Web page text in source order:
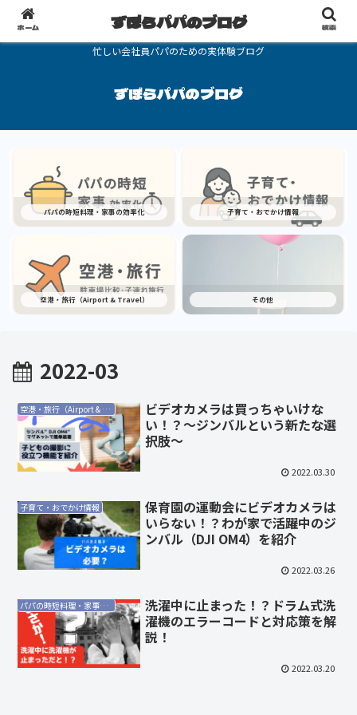
忙しい会社員パパのための実体験ブログ
ずぼらパパのブログ
パパの時短料理・家事の効率化 子育て・おでかけ情報
空港・旅行（Airport & Travel） その他
2022-03
空港・旅行（Airport & Travel）
ビデオカメラは買っちゃいけな
い！？〜ジンバルという新たな選
択肢〜
2022.03.30
子育て・おでかけ情報
保育園の運動会にビデオカメラは
いらない！？わが家で活躍中のジ
ンバル（DJI OM4）を紹介
2022.03.26
パパの時短料理・家事の効率化
洗濯中に止まった！？ドラム式洗
濯機のエラーコードと対応策を解
説！
2022.03.20
ホーム ずぼらパパのブログ 検索